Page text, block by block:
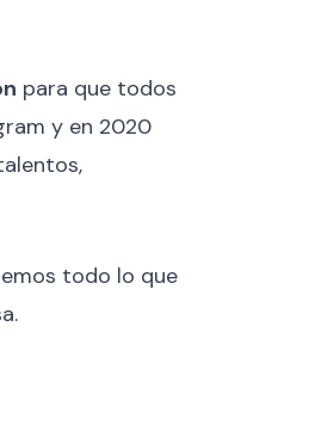
para que todos
y en 2020
todo lo que